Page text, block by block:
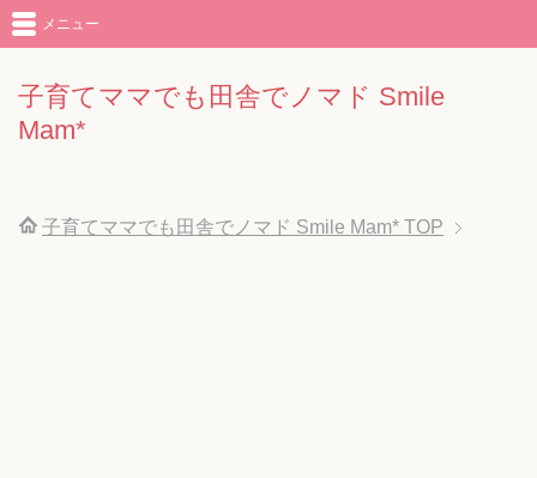
子育てママでも田舎でノマド Smile
Mam*
メニュー
子育てママでも田舎でノマド Smile Mam* TOP